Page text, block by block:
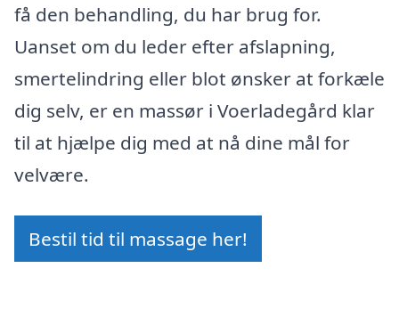
få den behandling, du har brug for.
Uanset om du leder efter afslapning,
smertelindring eller blot ønsker at forkæle
dig selv, er en massør i Voerladegård klar
til at hjælpe dig med at nå dine mål for
velvære.
Bestil tid til massage her!